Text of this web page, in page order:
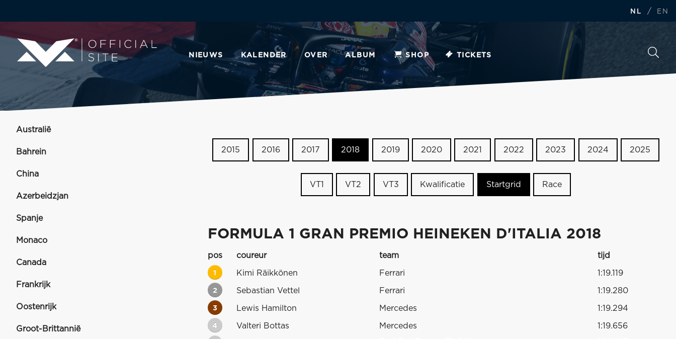
NL / EN
NIEUWS KALENDER OVER ALBUM SHOP TICKETS
Australië
Bahrein
China
Azerbeidzjan
Spanje
Monaco
Canada
Frankrijk
Oostenrijk
Groot-Brittannië
2015 2016 2017 2018 2019 2020 2021 2022 2023 2024 2025
VT1 VT2 VT3 Kwalificatie Startgrid Race
FORMULA 1 GRAN PREMIO HEINEKEN D'ITALIA 2018
pos coureur team tijd
1 Kimi Räikkönen Ferrari 1:19.119
2 Sebastian Vettel Ferrari 1:19.280
3 Lewis Hamilton Mercedes 1:19.294
4 Valteri Bottas Mercedes 1:19.656